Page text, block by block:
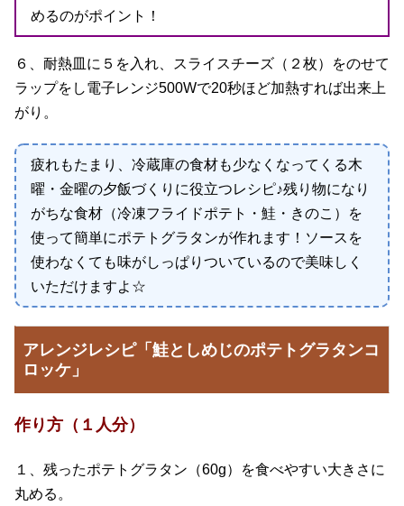
めるのがポイント！
６、耐熱皿に５を入れ、スライスチーズ（２枚）をのせて
ラップをし電子レンジ500Wで20秒ほど加熱すれば出来上
がり。
疲れもたまり、冷蔵庫の食材も少なくなってくる木
曜・金曜の夕飯づくりに役立つレシピ♪残り物になり
がちな食材（冷凍フライドポテト・鮭・きのこ）を
使って簡単にポテトグラタンが作れます！ソースを
使わなくても味がしっぱりついているので美味しく
いただけますよ☆
アレンジレシピ「鮭としめじのポテトグラタンコ
ロッケ」
作り方（１人分）
１、残ったポテトグラタン（60g）を食べやすい大きさに
丸める。